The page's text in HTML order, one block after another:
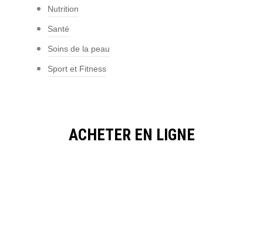
Nutrition
Santé
Soins de la peau
Sport et Fitness
ACHETER EN LIGNE